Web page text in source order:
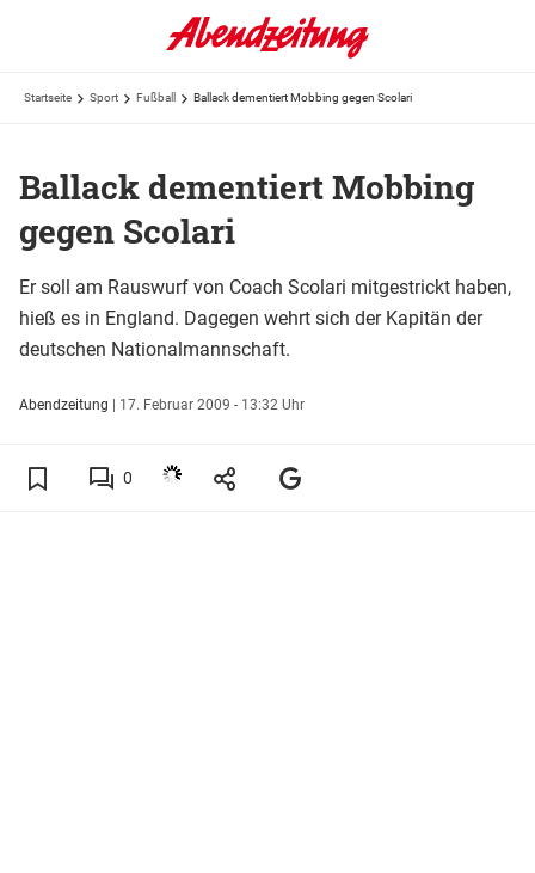
Startseite Sport Fußball Ballack dementiert Mobbing gegen Scolari
Ballack dementiert Mobbing
gegen Scolari
Er soll am Rauswurf von Coach Scolari mitgestrickt haben,
hieß es in England. Dagegen wehrt sich der Kapitän der
deutschen Nationalmannschaft.
Abendzeitung | 17. Februar 2009 - 13:32 Uhr
0